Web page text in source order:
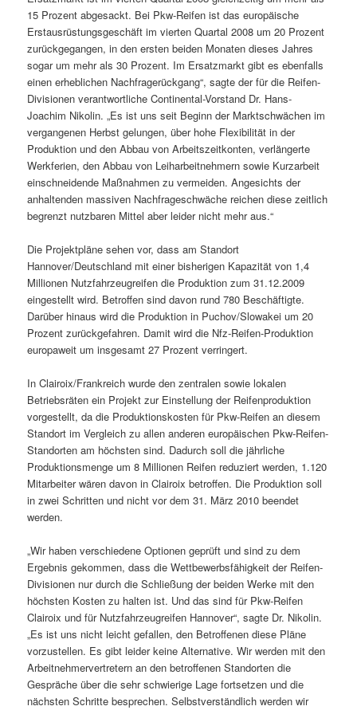
15 Prozent abgesackt. Bei Pkw-Reifen ist das europäische
Erstausrüstungsgeschäft im vierten Quartal 2008 um 20 Prozent
zurückgegangen, in den ersten beiden Monaten dieses Jahres
sogar um mehr als 30 Prozent. Im Ersatzmarkt gibt es ebenfalls
einen erheblichen Nachfragerückgang“, sagte der für die Reifen-
Divisionen verantwortliche Continental-Vorstand Dr. Hans-
Joachim Nikolin. „Es ist uns seit Beginn der Marktschwächen im
vergangenen Herbst gelungen, über hohe Flexibilität in der
Produktion und den Abbau von Arbeitszeitkonten, verlängerte
Werkferien, den Abbau von Leiharbeitnehmern sowie Kurzarbeit
einschneidende Maßnahmen zu vermeiden. Angesichts der
anhaltenden massiven Nachfrageschwäche reichen diese zeitlich
begrenzt nutzbaren Mittel aber leider nicht mehr aus.“
Die Projektpläne sehen vor, dass am Standort
Hannover/Deutschland mit einer bisherigen Kapazität von 1,4
Millionen Nutzfahrzeugreifen die Produktion zum 31.12.2009
eingestellt wird. Betroffen sind davon rund 780 Beschäftigte.
Darüber hinaus wird die Produktion in Puchov/Slowakei um 20
Prozent zurückgefahren. Damit wird die Nfz-Reifen-Produktion
europaweit um insgesamt 27 Prozent verringert.
In Clairoix/Frankreich wurde den zentralen sowie lokalen
Betriebsräten ein Projekt zur Einstellung der Reifenproduktion
vorgestellt, da die Produktionskosten für Pkw-Reifen an diesem
Standort im Vergleich zu allen anderen europäischen Pkw-Reifen-
Standorten am höchsten sind. Dadurch soll die jährliche
Produktionsmenge um 8 Millionen Reifen reduziert werden, 1.120
Mitarbeiter wären davon in Clairoix betroffen. Die Produktion soll
in zwei Schritten und nicht vor dem 31. März 2010 beendet
werden.
„Wir haben verschiedene Optionen geprüft und sind zu dem
Ergebnis gekommen, dass die Wettbewerbsfähigkeit der Reifen-
Divisionen nur durch die Schließung der beiden Werke mit den
höchsten Kosten zu halten ist. Und das sind für Pkw-Reifen
Clairoix und für Nutzfahrzeugreifen Hannover“, sagte Dr. Nikolin.
„Es ist uns nicht leicht gefallen, den Betroffenen diese Pläne
vorzustellen. Es gibt leider keine Alternative. Wir werden mit den
Arbeitnehmervertretern an den betroffenen Standorten die
Gespräche über die sehr schwierige Lage fortsetzen und die
nächsten Schritte besprechen. Selbstverständlich werden wir